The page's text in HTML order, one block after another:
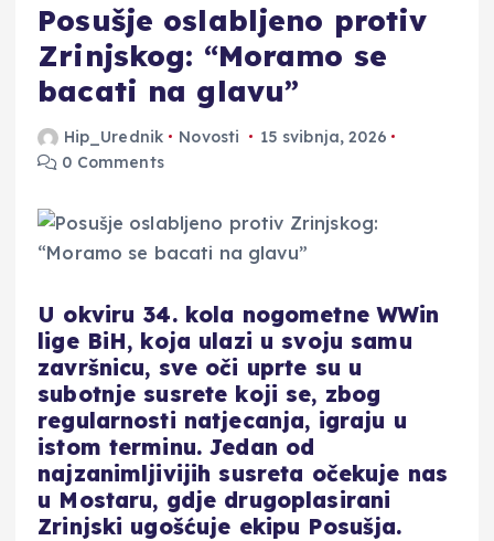
Posušje oslabljeno protiv
Zrinjskog: “Moramo se
bacati na glavu”
Hip_Urednik Novosti
15 svibnja, 2026
0 Comments
U okviru 34. kola nogometne WWin
lige BiH, koja ulazi u svoju samu
završnicu, sve oči uprte su u
subotnje susrete koji se, zbog
regularnosti natjecanja, igraju u
istom terminu. Jedan od
najzanimljivijih susreta očekuje nas
u Mostaru, gdje drugoplasirani
Zrinjski ugošćuje ekipu Posušja.